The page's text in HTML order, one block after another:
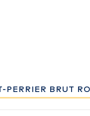
PERRIER BRUT